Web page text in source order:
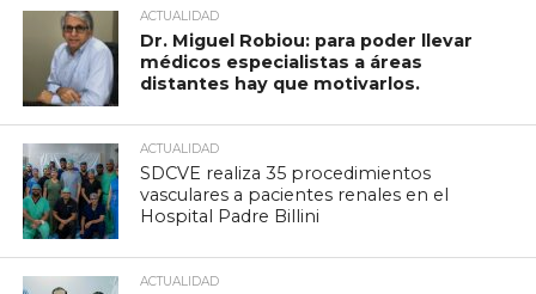
ACTUALIDAD
Dr. Miguel Robiou: para poder llevar
médicos especialistas a áreas
distantes hay que motivarlos.
ACTUALIDAD
SDCVE realiza 35 procedimientos
vasculares a pacientes renales en el
Hospital Padre Billini
ACTUALIDAD